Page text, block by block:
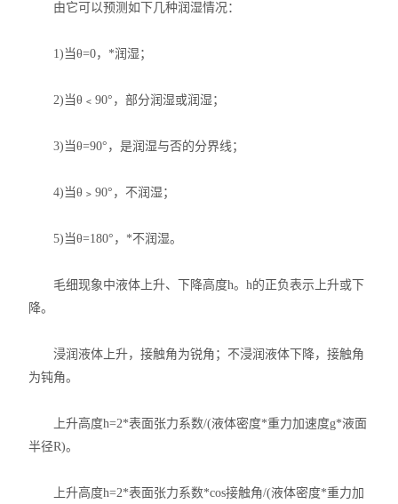
荧光分光光度计（分子荧光
X射线衍射仪（XRD）
激光光散射仪
扫描电镜（SEM）
等离子清洗机
代理产品
光学显微镜
由它可以预测如下几种润湿情况：
1)当θ=0，*润湿；
2)当θ﹤90°，部分润湿或润湿；
3)当θ=90°，是润湿与否的分界线；
4)当θ﹥90°，不润湿；
5)当θ=180°，*不润湿。
毛细现象中液体上升、下降高度h。h的正负表示上升或下
降。
浸润液体上升，接触角为锐角；不浸润液体下降，接触角
为钝角。
上升高度h=2*表面张力系数/(液体密度*重力加速度g*液面
半径R)。
上升高度h=2*表面张力系数*cos接触角/(液体密度*重力加